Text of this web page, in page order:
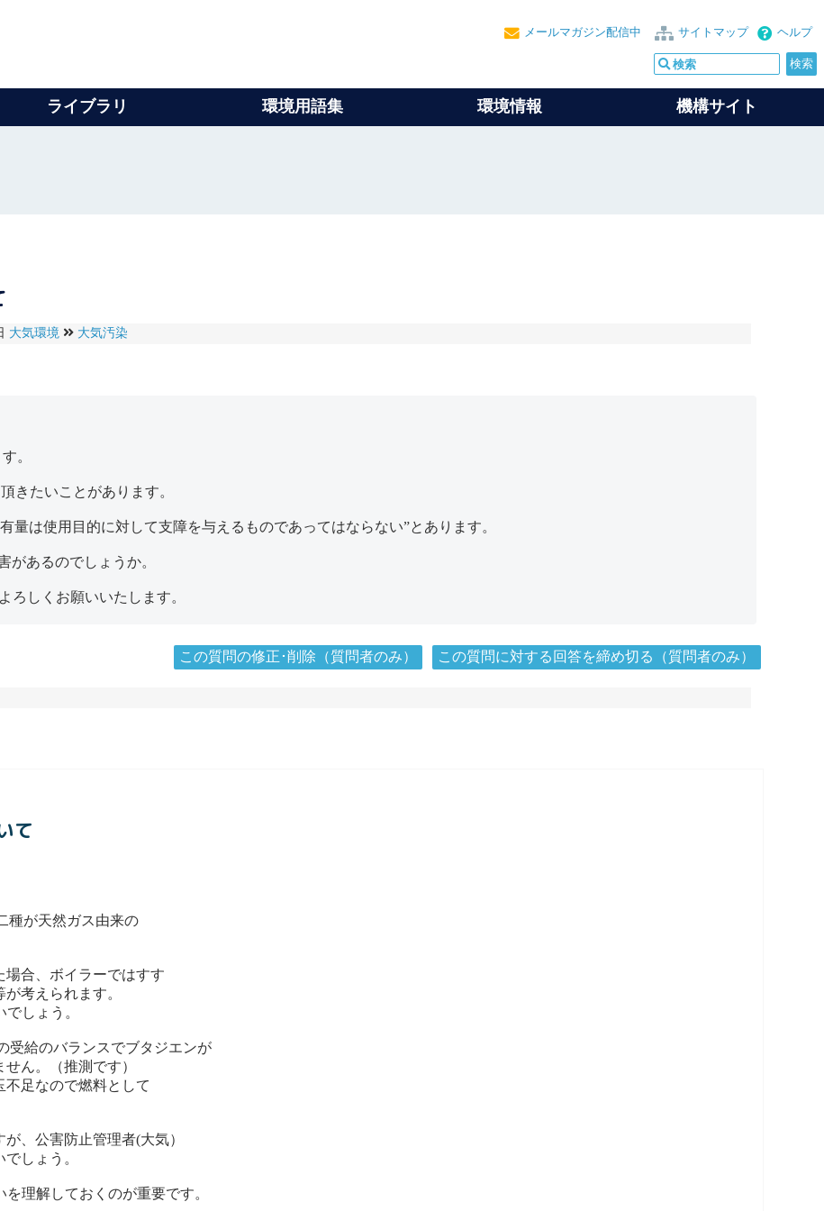
ヘルプ
サイトマップ
メールマガジン配信中
ライブラリ 環境用語集 環境情報 機構サイト
大気環境 大気汚染
。
きたいことがあります。
量は使用目的に対して支障を与えるものであってはならない”とあります。
があるのでしょうか。
ろしくお願いいたします。
この質問の修正･削除（質問者のみ） この質問に対する回答を締め切る（質問者のみ）
て
種が天然ガス由来の
合、ボイラーではすす
考えられます。
しょう。
受給のバランスでブタジエンが
ん。（推測です）
足なので燃料として
、公害防止管理者(大気）
しょう。
理解しておくのが重要です。